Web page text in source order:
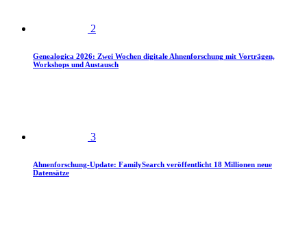
2
Genealogica 2026: Zwei Wochen digitale Ahnenforschung mit Vorträgen,
Workshops und Austausch
3
Ahnenforschung-Update: FamilySearch veröffentlicht 18 Millionen neue
Datensätze